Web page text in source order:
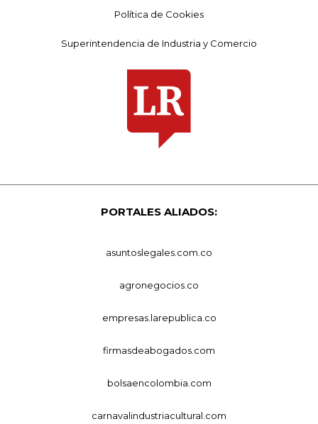
Política de Cookies
Superintendencia de Industria y Comercio
PORTALES ALIADOS:
asuntoslegales.com.co
agronegocios.co
empresas.larepublica.co
firmasdeabogados.com
bolsaencolombia.com
carnavalindustriacultural.com